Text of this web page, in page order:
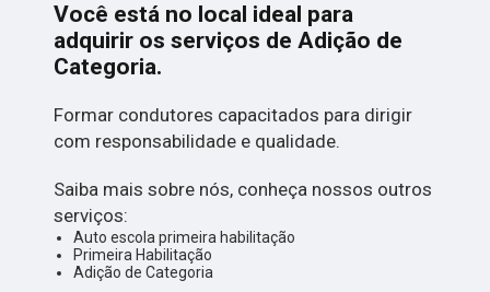
Você está no local ideal para
adquirir os serviços deAdição de
Categoria.
Formar condutores capacitados para dirigir
com responsabilidade e qualidade.
Saiba mais sobre nós, conheça nossos outros
serviços:
Auto escola primeira habilitação
Primeira Habilitação
Adição de Categoria